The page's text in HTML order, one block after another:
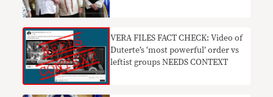
VERA FILES FACT CHECK: Video of
Duterte’s ‘most powerful’ order vs
leftist groups NEEDS CONTEXT